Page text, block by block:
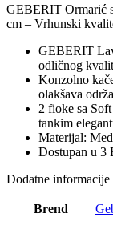
GEBERIT Ormarić
cm – Vrhunski
GEBERIT
odličnog
Konzolno
olakšava
2 fioke sa
tankim
Materijal:
Dostupan u 3
Dodatne informacije
Brend